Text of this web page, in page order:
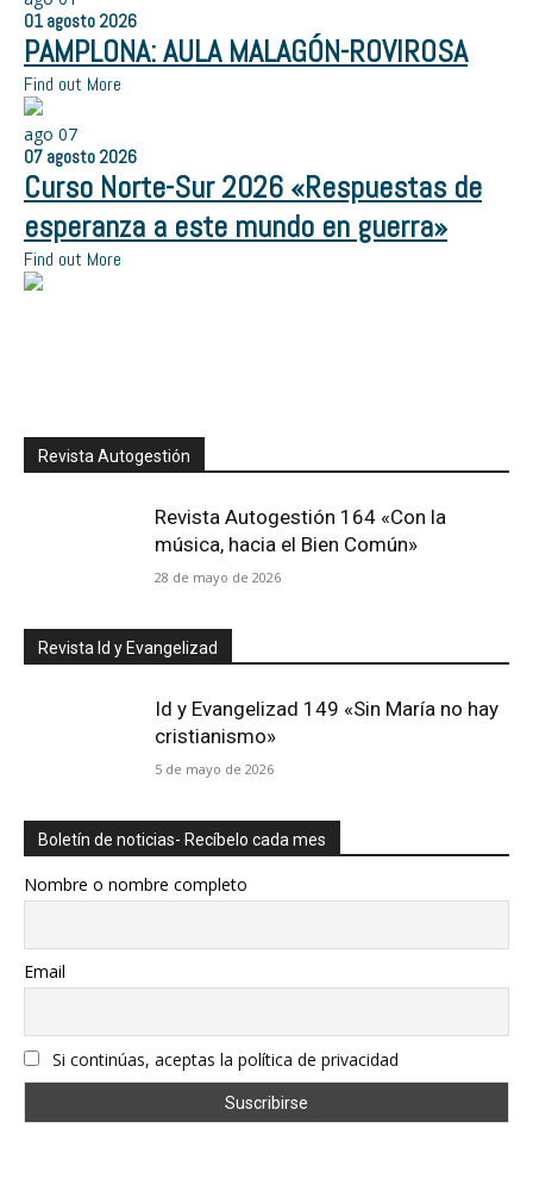
01 agosto 2026
PAMPLONA: AULA MALAGÓN-ROVIROSA
Find out More
ago 07
07 agosto 2026
Curso Norte-Sur 2026 «Respuestas de
esperanza a este mundo en guerra»
Find out More
Revista Autogestión
Revista Autogestión 164 «Con la
música, hacia el Bien Común»
28 de mayo de 2026
Revista Id y Evangelizad
Id y Evangelizad 149 «Sin María no hay
cristianismo»
5 de mayo de 2026
Boletín de noticias- Recíbelo cada mes
Nombre o nombre completo
Email
Si continúas, aceptas la política de privacidad